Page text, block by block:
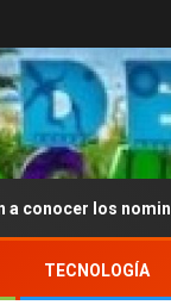
nominados de La
TECNOLOGÍA